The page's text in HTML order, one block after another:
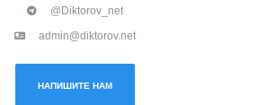
@Diktorov_net
admin@diktorov.net
НАПИШИТЕ НАМ